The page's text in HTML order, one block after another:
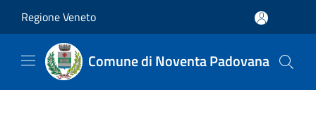
Regione Veneto
Comune di Noventa Padovana